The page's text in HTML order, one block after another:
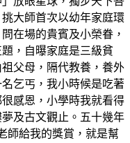
大師首次以幼年家庭環
在場的貴賓及小榮眷，
，自曝家庭是三級貧
父母，隔代教養，養外
乞丐，我小時候是吃著
感恩，小學時我就看得
及古文觀止。五十幾年
師給我的獎賞，就是幫